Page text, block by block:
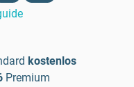
kostenlos
Premium